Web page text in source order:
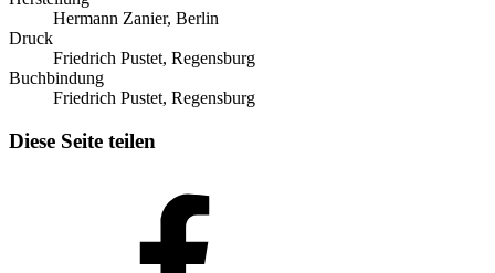
Hermann Zanier, Berlin
Druck
Friedrich Pustet, Regensburg
Buchbindung
Friedrich Pustet, Regensburg
Diese Seite teilen